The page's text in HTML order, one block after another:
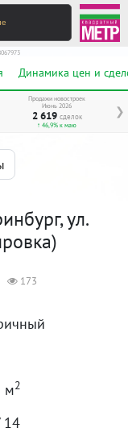
Динамика цен и
❯
Продажи новостроек
Июнь 2026
2 619 сделок
↑ 46,9% к маю
ул.
173
м2
14